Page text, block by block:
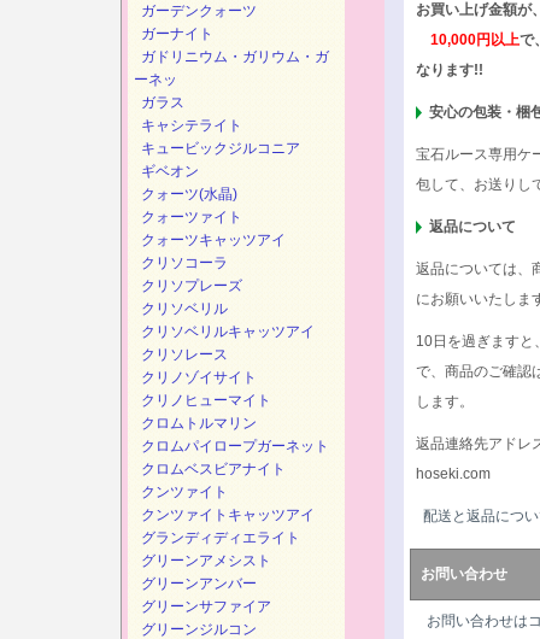
お買い上げ金額が
10,000円以上で
なります!!
安心の包装・梱
宝石ルース専用ケ
包して、お送りし
返品について
返品については、
にお願いいたしま
10日を過ぎますと
で、商品のご確認
します。
返品連絡先アドレ
hoseki.com
配送と返品につ
お問い合わせ
お問い合わせは
ガーデンクォーツ
ガーナイト
ガドリニウム・ガリウム・ガ
ーネッ
ガラス
キャシテライト
キュービックジルコニア
ギベオン
クォーツ(水晶)
クォーツァイト
クォーツキャッツアイ
クリソコーラ
クリソプレーズ
クリソベリル
クリソベリルキャッツアイ
クリソレース
クリノゾイサイト
クリノヒューマイト
クロムトルマリン
クロムパイロープガーネット
クロムベスビアナイト
クンツァイト
クンツァイトキャッツアイ
グランディディエライト
グリーンアメシスト
グリーンアンバー
グリーンサファイア
グリーンジルコン